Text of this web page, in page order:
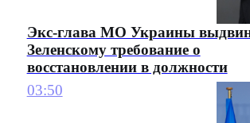
Экс-глава МО Украины
Зеленскому требование о
восстановлении в должности
03:50